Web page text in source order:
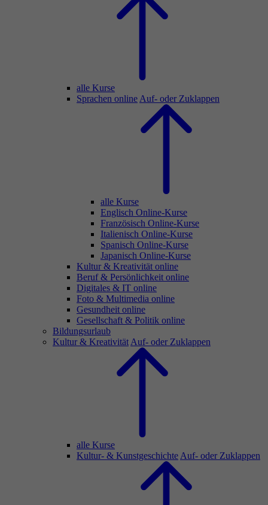
alle Kurse
Sprachen online Auf- oder Zuklappen
alle Kurse
Englisch Online-Kurse
Französisch Online-Kurse
Italienisch Online-Kurse
Spanisch Online-Kurse
Japanisch Online-Kurse
Kultur & Kreativität online
Beruf & Persönlichkeit online
Digitales & IT online
Foto & Multimedia online
Gesundheit online
Gesellschaft & Politik online
Bildungsurlaub
Kultur & Kreativität Auf- oder Zuklappen
alle Kurse
Kultur- & Kunstgeschichte Auf- oder Zuklappen